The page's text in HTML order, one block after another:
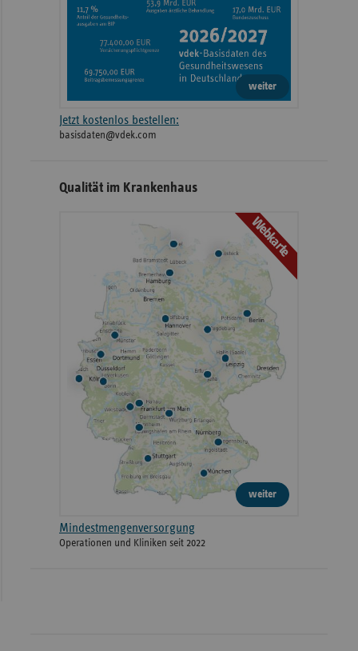
weiter
Jetzt kostenlos bestellen:
basisdaten@vdek.com
Qualität im Krankenhaus
Webkarte
weiter
Mindestmengenversorgung
Operationen und Kliniken seit 2022